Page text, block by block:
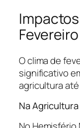
Fevereiro
O clima de
significativo
agricultura
Na Agricultura